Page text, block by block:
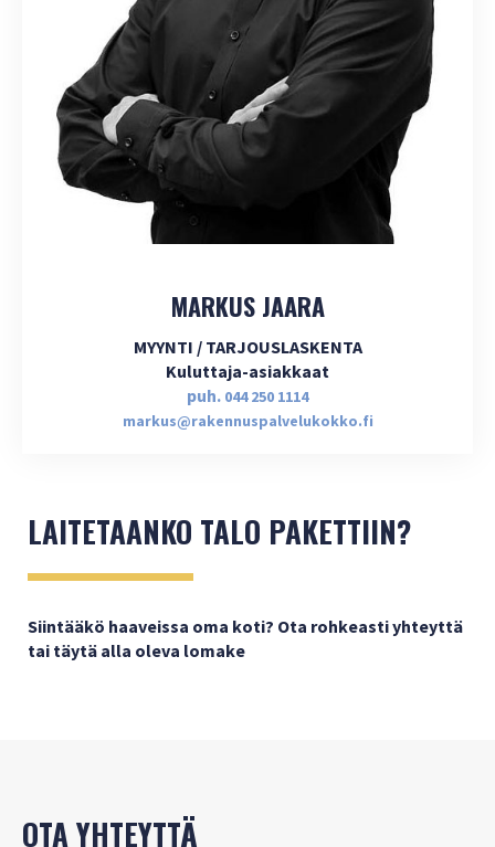
MARKUS JAARA
MYYNTI / TARJOUSLASKENTA
Kuluttaja-asiakkaat
puh. 044 250 1114
markus@rakennuspalvelukokko.fi
LAITETAANKO TALO PAKETTIIN?
Siintääkö haaveissa oma koti? Ota rohkeasti yhteyttä
tai täytä alla oleva lomake
OTA YHTEYTTÄ